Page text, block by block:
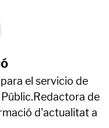
el servicio de
de
d'actualitat a